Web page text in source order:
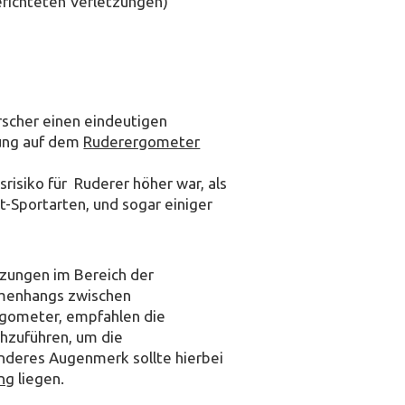
einen eindeutigen
auf dem Ruderergometer
für Ruderer höher war, als
Sportarten, und sogar einiger
im Bereich der
zwischen
empfahlen die
um die
Augenmerk sollte hierbei
liegen.